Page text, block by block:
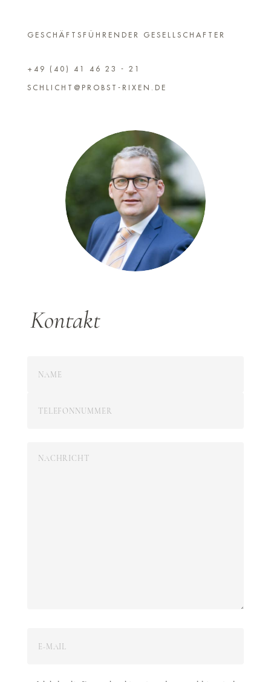
GESCHÄFTSFÜHRENDER GESELLSCHAFTER
+49 (40) 41 46 23 - 21
SCHLICHT@PROBST-RIXEN.DE
Kontakt
Bitte lasse dieses Feld leer.